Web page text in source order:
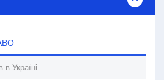
в Україні